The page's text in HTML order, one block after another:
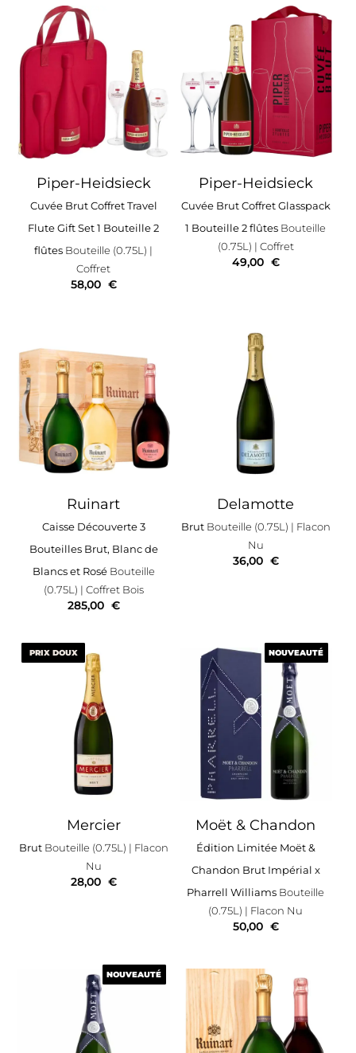
Piper-Heidsieck
Cuvée Brut Coffret Travel
Flute Gift Set 1 Bouteille 2
flûtes Bouteille (0.75L) |
Coffret
58,00 €
Piper-Heidsieck
Cuvée Brut Coffret Glasspack
1 Bouteille 2 flûtes Bouteille
(0.75L) | Coffret
49,00 €
Ruinart
Caisse Découverte 3
Bouteilles Brut, Blanc de
Blancs et RoséBouteille
(0.75L) | Coffret Bois
285,00 €
Delamotte
Brut Bouteille (0.75L) | Flacon
Nu
36,00 €
PRIX DOUX
Mercier
Brut Bouteille (0.75L) | Flacon
Nu
PRIX DOUX
28,00 €
NOUVEAUTÉ
Moët & Chandon
Édition Limitée Moët &
Chandon Brut Impérial x
Pharrell Williams Bouteille
(0.75L) | Flacon Nu
NOUVEAUTÉ
50,00 €
NOUVEAUTÉ
NOUVEAUTÉ